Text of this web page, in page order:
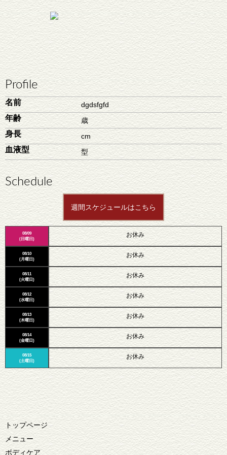
Profile
名前 dgdsfgfd
年齢 歳
身長 cm
血液型 型
Schedule
週間スケジュールはこちら
08/09
(日曜日)
08/10
(月曜日)
08/11
(火曜日)
08/12
(水曜日)
08/13
(木曜日)
08/14
(金曜日)
08/15
(土曜日)
お休み
お休み
お休み
お休み
お休み
お休み
お休み
トップページ
メニュー
ボディケア